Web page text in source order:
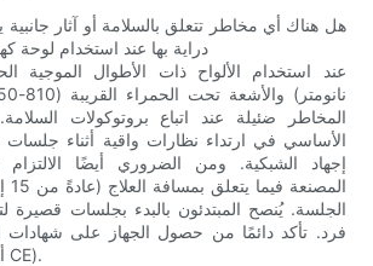
هل هناك أي مخاطر تتعلق بالسلامة أو آثار
دراية بها عند استخدام لوحة
المخاطر ضئيلة عند اتباع بروتوكولات
الأساسي في ارتداء نظارات واقية أثناء جلسات
إجهاد الشبكية. ومن الضروري أيضًا الالتزام
الجلسة. يُنصح المبتدئون بالبدء بجلسات قصيرة
فرد. تأكد دائمًا من حصول الجهاز على شهادات
اللازمة (مثل UL أو CE).